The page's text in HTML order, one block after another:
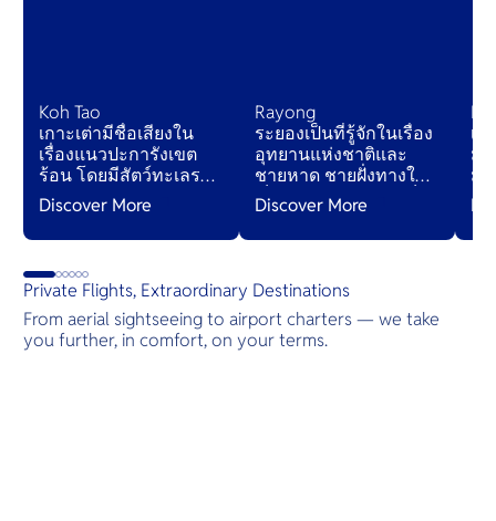
Koh Tao
เกาะเต่ามีชื่อเสียงใน
เรื่องแนวปะการังเขต
ร้อน โดยมีสัตว์ทะเลรวม
ถึงฉลามวาฬและปลาก
ระเบน เต่าตนุและเต่า
เขียวมารวมตัวกันที่นี่
Discover More
Rayong
ระยองเป็นที่รู้จักในเรื่อง
อุทยานแห่งชาติและ
ชายหาด ชายฝั่งทางใต้
เป็นทางเข้าสู่เกาะเสม็ด
ในขณะที่ชายฝั่งที่ยาวมี
ทิวทัศน์ที่สวยงามและ
Discover More
เ
มี
ม
ข
ส
Private Flights, Extraordinary Destinations
From aerial sightseeing to airport charters — we take
you further, in comfort, on your terms.